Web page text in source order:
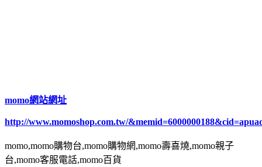
momo網站網址
http://www.momoshop.com.tw/
momo,momo購物台,momo購物網,momo壽喜燒,momo親子
台,momo客服電話,momo百貨